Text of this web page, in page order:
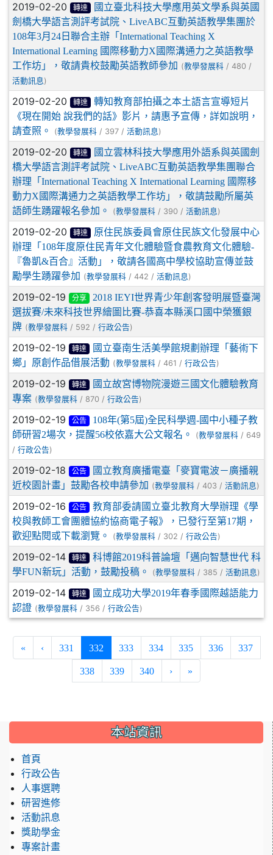
2019-02-20 轉達
國立臺北科技大學應用英文學系與英國
劍橋大學語言測評考試院、LiveABC互動英語教學集團於
108年3月24日聯合主辦「International Teaching X
International Learning 國際移動力X國際溝通力之英語教學
工作坊」，敬請貴校鼓勵英語教師參加 (教學發展科 / 480 /
活動訊息 )
2019-02-20 轉達
轉知教育部拍攝之本土語言宣導短片
《現在開始 說我們的話》影片，請惠予宣傳，詳如說明，
請查照。
(教學發展科 / 397 / 活動訊息 )
2019-02-20 轉達
國立雲林科技大學應用外語系與英國劍
橋大學語言測評考試院、LiveABC互動英語教學集團聯合
辦理「International Teaching X International Learning 國際移
動力X國際溝通力之英語教學工作坊」，敬請鼓勵所屬英
語師生踴躍報名參加。
(教學發展科 / 390 / 活動訊息 )
2019-02-20 轉達
原住民族委員會原住民族文化發展中心
辦理「108年度原住民青年文化體驗暨食農教育文化體驗-
『魯凱&百合』活動」，敬請各國高中學校協助宣傳並鼓
勵學生踴躍參加 (教學發展科 / 442 / 活動訊息 )
2019-02-19 分享
2018 IEYI世界青少年創客發明展暨臺灣
選拔賽/未來科技世界繪圖比賽-恭喜本縣溪口國中榮獲銀
牌 (教學發展科 / 592 / 行政公告)
2019-02-19 轉達
國立臺南生活美學館規劃辦理「藝術下
鄉」原創作品借展活動 (教學發展科 / 461 / 行政公告)
2019-02-19 轉達
國立故宮博物院漫遊三國文化體驗教育
專案 (教學發展科 / 870 / 行政公告)
2019-02-19 公告
108年(第5屆)全民科學週-國中小種子教
師研習2場次，提醒56校依嘉大公文報名。
(教學發展科 / 649
/ 行政公告)
2019-02-18 公告
國立教育廣播電臺「麥寶電波－廣播親
近校園計畫」鼓勵各校申請參加 (教學發展科 / 403 / 活動訊息 )
2019-02-16 公告
教育部委請國立臺北教育大學辦理《學
校與教師工會團體協約協商電子報》，已發行至第17期，
歡迎點閱或下載瀏覽。
(教學發展科 / 302 / 行政公告)
2019-02-14 轉達
科博館2019科普論壇「邁向智慧世代 科
學FUN新玩」活動，鼓勵投稿。
(教學發展科 / 385 / 活動訊息 )
2019-02-14 轉達
國立成功大學2019年春季國際越語能力
認證 (教學發展科 / 356 / 行政公告)
« ‹ 331 332(current)
333 334 335 336 337
338 339 340 › »
::: 本站資訊
首頁
行政公告
人事選聘
研習進修
活動訊息
獎助學金
專案計畫